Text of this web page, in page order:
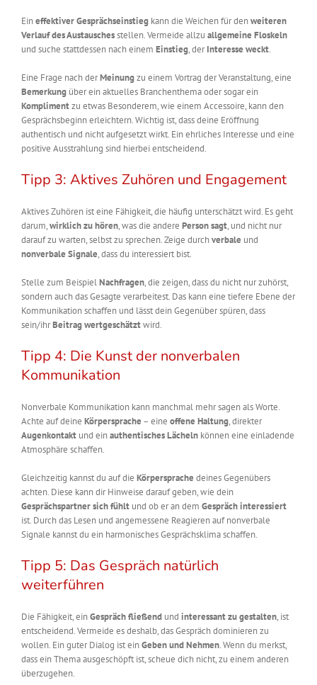
Eineffektiver Gesprächseinstiegkann die Weichen für denweiteren
Verlauf des Austauschesstellen. Vermeide allzu allgemeine Floskeln
und suche stattdessen nach einem Einstieg, derInteresse weckt.
Eine Frage nach derMeinungzu einem Vortrag der Veranstaltung, eine
Bemerkungüber ein aktuelles Branchenthema oder sogar ein
Komplimentzu etwas Besonderem, wie einem Accessoire, kann den
Gesprächsbeginn erleichtern. Wichtig ist, dass deine Eröffnung
authentisch und nicht aufgesetzt wirkt. Ein ehrliches Interesse und eine
positive Ausstrahlung sind hierbei entscheidend.
Tipp 3: Aktives Zuhören und Engagement
Aktives Zuhören ist eine Fähigkeit, die häufig unterschätzt wird. Es geht
darum,wirklich zu hören, was die andere Person sagt, und nicht nur
darauf zu warten, selbst zu sprechen. Zeige durchverbale und
nonverbale Signale, dass du interessiert bist.
Stelle zum BeispielNachfragen, die zeigen, dass du nicht nur zuhörst,
sondern auch das Gesagte verarbeitest. Das kann eine tiefere Ebene der
Kommunikation schaffen und lässt dein Gegenüber spüren, dass
sein/ihrBeitrag wertgeschätztwird.
Tipp 4: Die Kunst der nonverbalen
Kommunikation
Nonverbale Kommunikation kann manchmal mehr sagen als Worte.
Achte auf deine Körpersprache – eine offene Haltung, direkter
Augenkontaktund einauthentisches Lächelnkönnen eine einladende
Atmosphäre schaffen.
Gleichzeitig kannst du auf die Körpersprache deines Gegenübers
achten. Diese kann dir Hinweise darauf geben, wie dein
Gesprächspartnersich fühltund ob er an dem Gespräch interessiert
ist. Durch das Lesen und angemessene Reagieren auf nonverbale
Signale kannst du ein harmonisches Gesprächsklima schaffen.
Tipp 5: Das Gespräch natürlich
weiterführen
Die Fähigkeit, einGespräch fließendund interessant zu gestalten, ist
entscheidend. Vermeide es deshalb, das Gespräch dominieren zu
wollen. Ein guter Dialog ist einGeben und Nehmen. Wenn du merkst,
dass ein Thema ausgeschöpft ist, scheue dich nicht, zu einem anderen
überzugehen.